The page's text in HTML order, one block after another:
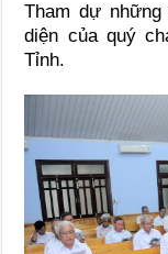
Tham dự
diện của quý
Tỉnh.